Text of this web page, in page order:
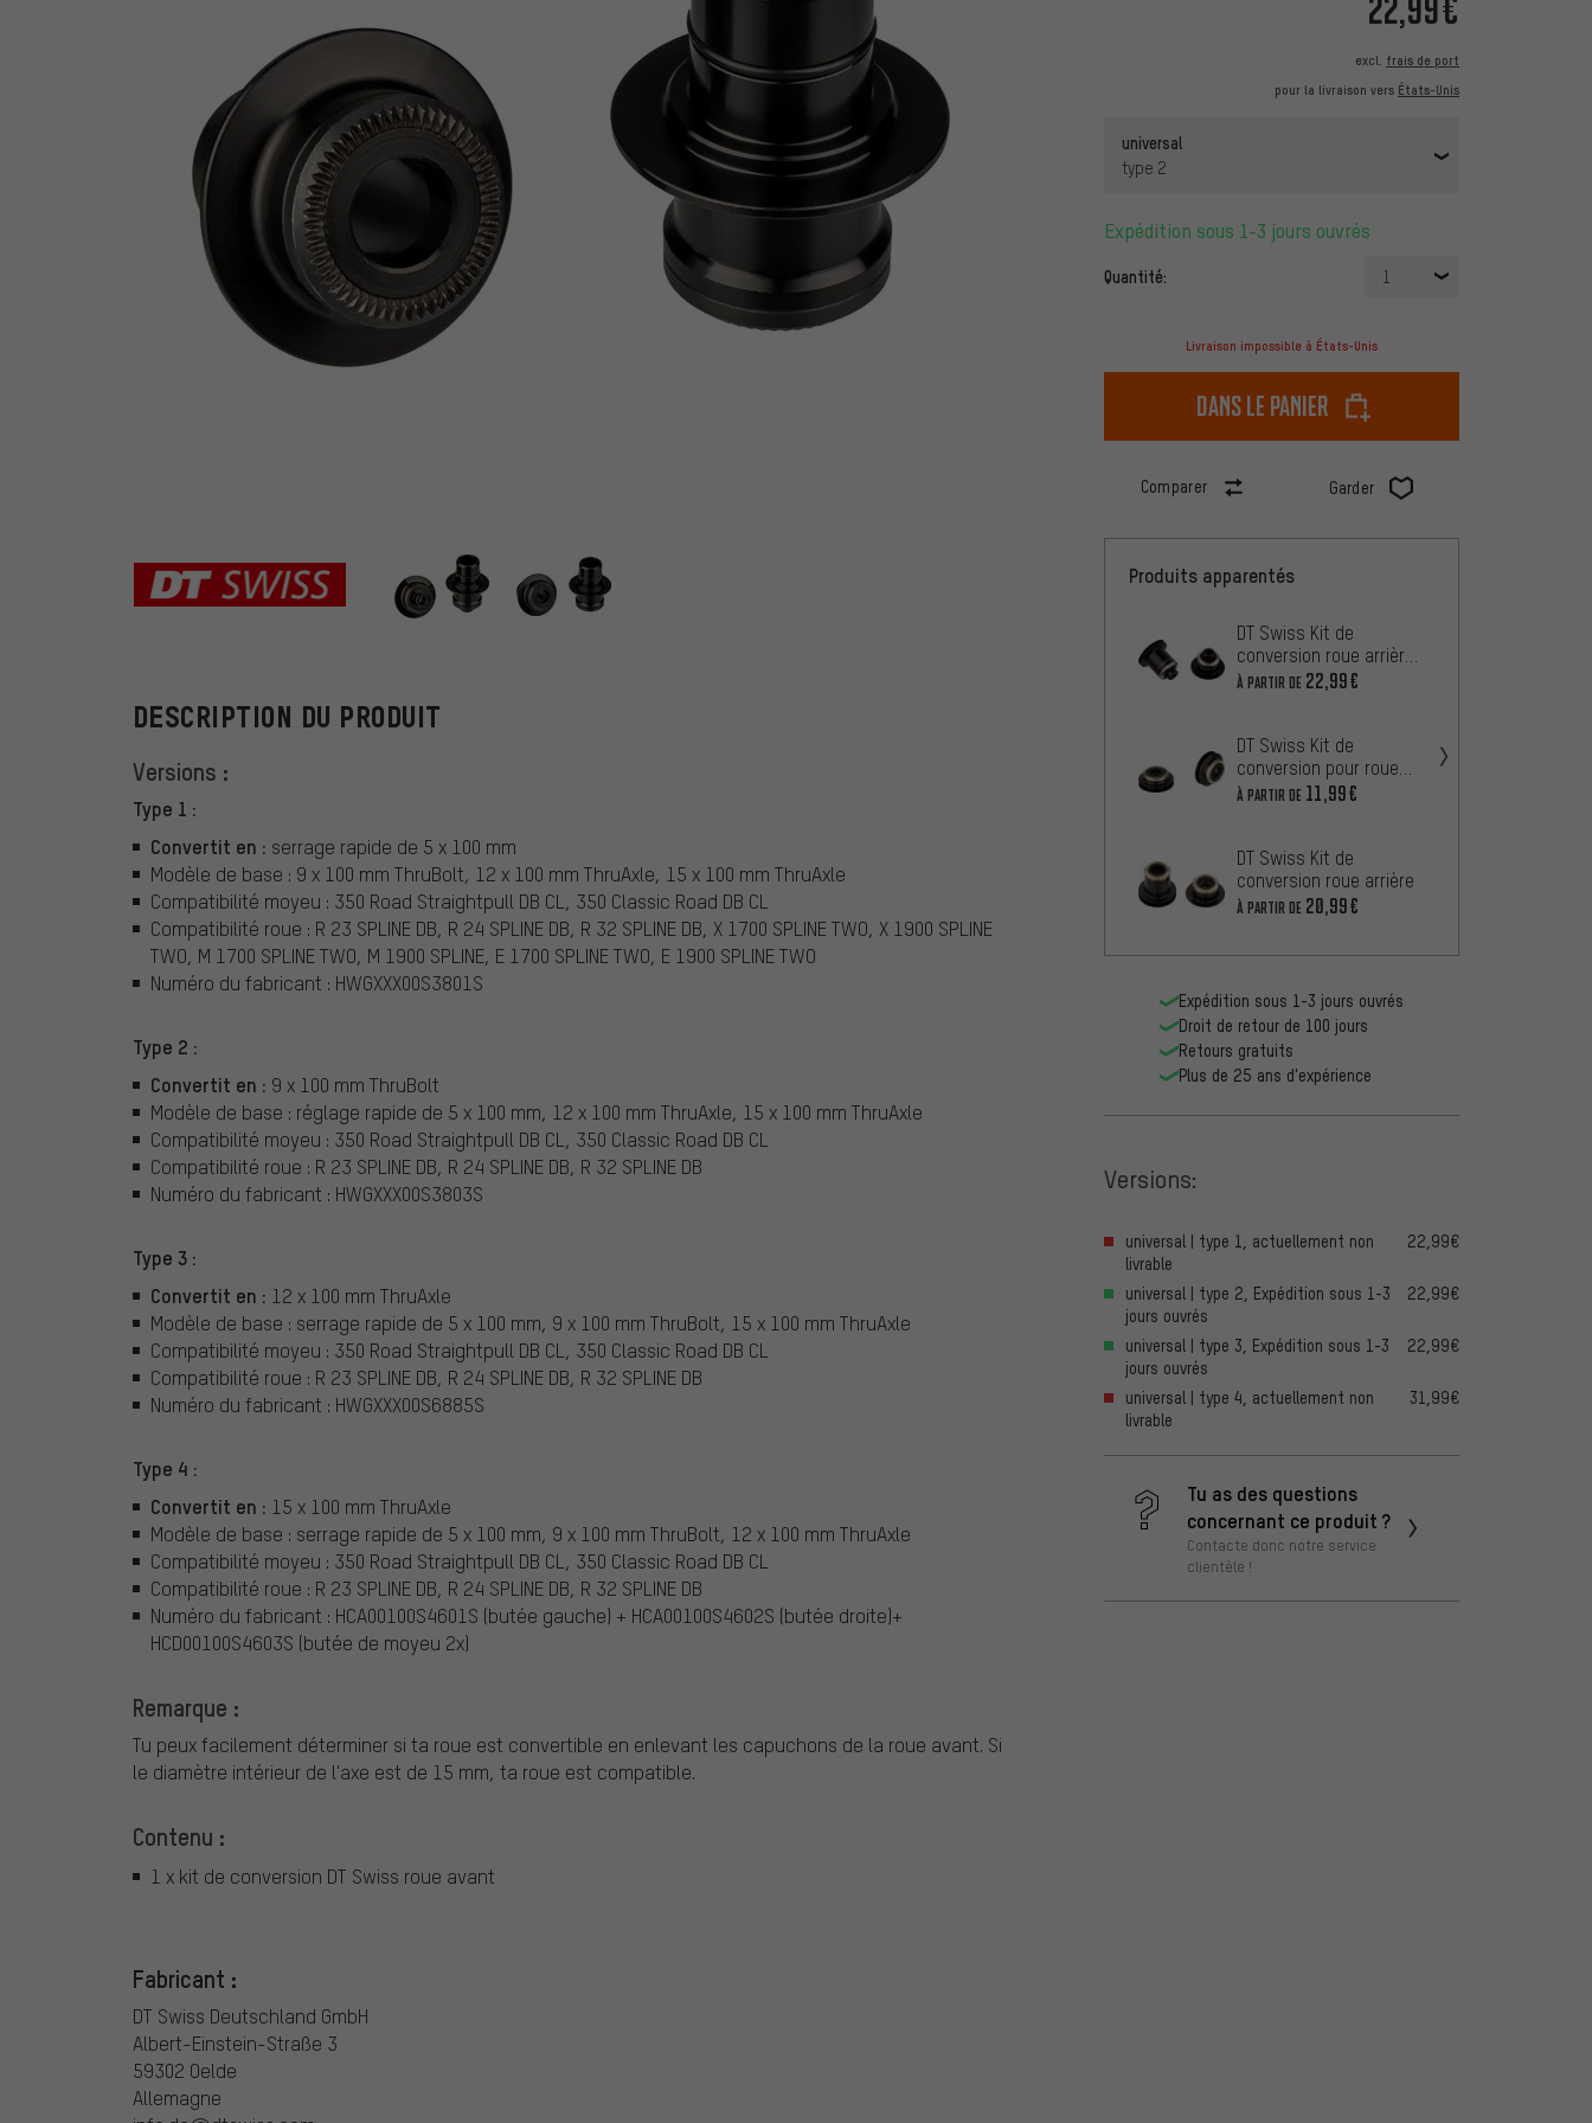
excl. frais de port
pour la livraison vers États-Unis
universal
type 2
Expédition sous 1-3 jours ouvrés
Quantité: 1
Livraison impossible à États-Unis
dans le panier
Comparer Garder
DT Swiss
DESCRIPTION DU PRODUIT
Versions :
Type 1 :
Convertit en : serrage rapide de 5 x 100 mm
Modèle de base : 9 x 100 mm ThruBolt, 12 x 100 mm ThruAxle, 15 x 100 mm ThruAxle
Compatibilité moyeu : 350 Road Straightpull DB CL, 350 Classic Road DB CL
Compatibilité roue : R 23 SPLINE DB, R 24 SPLINE DB, R 32 SPLINE DB, X 1700 SPLINE TWO, X 1900 SPLINE
TWO, M 1700 SPLINE TWO, M 1900 SPLINE, E 1700 SPLINE TWO, E 1900 SPLINE TWO
Numéro du fabricant : HWGXXX00S3801S
Type 2 :
Convertit en : 9 x 100 mm ThruBolt
Modèle de base : réglage rapide de 5 x 100 mm, 12 x 100 mm ThruAxle, 15 x 100 mm ThruAxle
Compatibilité moyeu : 350 Road Straightpull DB CL, 350 Classic Road DB CL
Compatibilité roue : R 23 SPLINE DB, R 24 SPLINE DB, R 32 SPLINE DB
Numéro du fabricant : HWGXXX00S3803S
Type 3 :
Convertit en : 12 x 100 mm ThruAxle
Modèle de base : serrage rapide de 5 x 100 mm, 9 x 100 mm ThruBolt, 15 x 100 mm ThruAxle
Compatibilité moyeu : 350 Road Straightpull DB CL, 350 Classic Road DB CL
Compatibilité roue : R 23 SPLINE DB, R 24 SPLINE DB, R 32 SPLINE DB
Numéro du fabricant : HWGXXX00S6885S
Type 4 :
Convertit en : 15 x 100 mm ThruAxle
Modèle de base : serrage rapide de 5 x 100 mm, 9 x 100 mm ThruBolt, 12 x 100 mm ThruAxle
Compatibilité moyeu : 350 Road Straightpull DB CL, 350 Classic Road DB CL
Compatibilité roue : R 23 SPLINE DB, R 24 SPLINE DB, R 32 SPLINE DB
Numéro du fabricant : HCA00100S4601S (butée gauche) + HCA00100S4602S (butée droite)+
HCD00100S4603S (butée de moyeu 2x)
Remarque :
Tu peux facilement déterminer si ta roue est convertible en enlevant les capuchons de la roue avant. Si
le diamètre intérieur de l'axe est de 15 mm, ta roue est compatible.
Contenu :
1 x kit de conversion DT Swiss roue avant
Fabricant :
DT Swiss Deutschland GmbH
Albert-Einstein-Straße 3
59302 Oelde
Allemagne
Produits apparentés
DT Swiss Kit de
conversion roue arrière
pour R 23 / R 24 / R 32
À PARTIR DE 22,99€
DT Swiss Kit de
conversion pour roue
avant pour 240s / 340 /
À PARTIR DE 11,99€
DT Swiss Kit de
conversion roue arrière
À PARTIR DE 20,99€
Expédition sous 1-3 jours ouvrés
Droit de retour de 100 jours
Retours gratuits
Plus de 25 ans d'expérience
Versions:
universal | type 1, actuellement non
livrable
22,99€
universal | type 2, Expédition sous 1-3
jours ouvrés
22,99€
universal | type 3, Expédition sous 1-3
jours ouvrés
22,99€
universal | type 4, actuellement non
livrable
31,99€
Tu as des questions
concernant ce produit ?
Contacte donc notre service
clientèle !